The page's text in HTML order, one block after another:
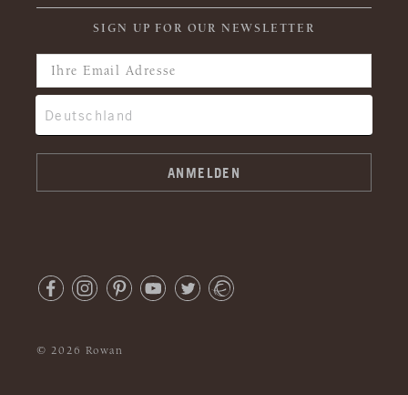
SIGN UP FOR OUR NEWSLETTER
© 2026 Rowan